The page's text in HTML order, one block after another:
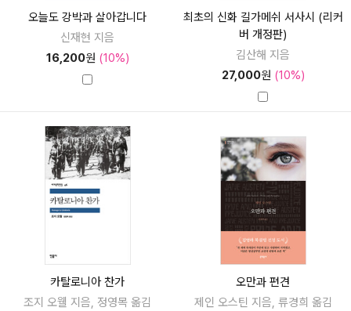
오늘도 강박과 살아갑니다
신재현 지음
16,200원 (10%)
최초의 신화 길가메쉬 서사시 (리커
버 개정판)
김산해 지음
27,000원 (10%)
카탈로니아 찬가
조지 오웰 지음, 정영목 옮김
오만과 편견
제인 오스틴 지음, 류경희 옮김